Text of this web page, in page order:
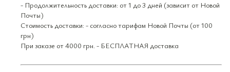
- Продолжительность доставки: от 1 до 3 дней (зависит от Новой
Почты)
Стоимость доставки: - согласно тарифам Новой Почты (от 100
грн)
При заказе от 4000 грн. - БЕСПЛАТНАЯ доставка